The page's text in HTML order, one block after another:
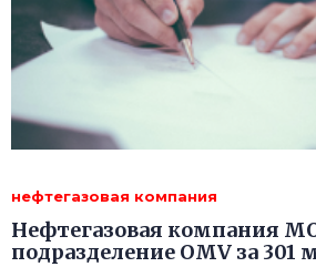
нефтегазовая компания
Нефтегазовая компания
подразделение OMV за 301